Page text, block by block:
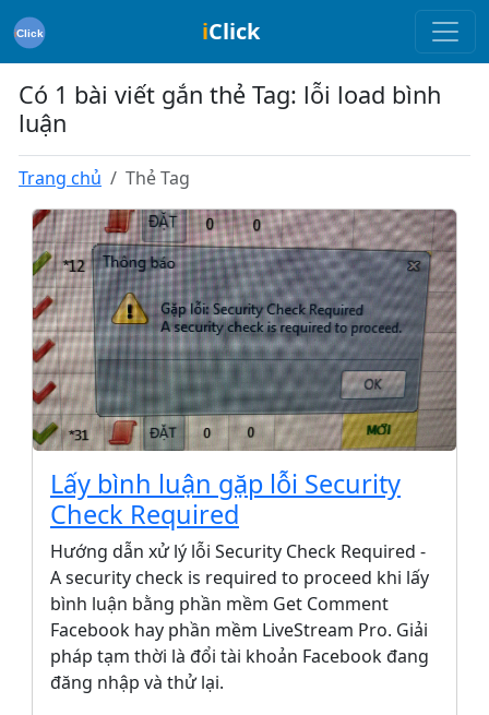
iClick
Có 1 bài viết gắn thẻ Tag: lỗi load bình
luận
Trang chủ Thẻ Tag
Lấy bình luận gặp lỗi Security
Check Required
Hướng dẫn xử lý lỗi Security Check Required -
A security check is required to proceed khi lấy
bình luận bằng phần mềm Get Comment
Facebook hay phần mềm LiveStream Pro. Giải
pháp tạm thời là đổi tài khoản Facebook đang
đăng nhập và thử lại.